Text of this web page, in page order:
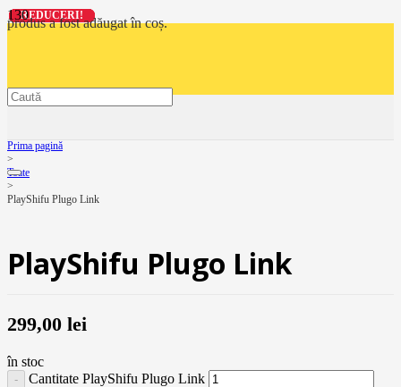
produsa fost adăugat în coș.
Prima pagină
>
Toate
>
PlayShifu Plugo Link
PlayShifu Plugo Link
299,00 lei
în stoc
Cantitate PlayShifu Plugo Link
REDUCERI!
REDUCERI!
REDUCERI!
REDUCERI!